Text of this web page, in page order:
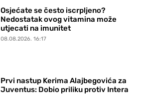
Osjećate se često iscrpljeno?
Nedostatak ovog vitamina može
utjecati na imunitet
08.08.2026. 16:17
Prvi nastup Kerima Alajbegovića za
Juventus: Dobio priliku protiv Intera